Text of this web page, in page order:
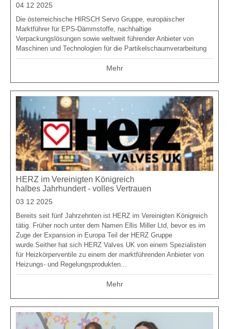
04 12 2025
Die österreichische HIRSCH Servo Gruppe, europäischer
Marktführer für EPS-Dämmstoffe, nachhaltige
Verpackungslösungen sowie weltweit führender Anbieter von
Maschinen und Technologien für die Partikelschaumverarbeitung
Mehr
HERZ im Vereinigten Königreich
halbes Jahrhundert - volles Vertrauen
03 12 2025
Bereits seit fünf Jahrzehnten ist HERZ im Vereinigten Königreich
tätig. Früher noch unter dem Namen Ellis Miller Ltd, bevor es im
Zuge der Expansion in Europa Teil der HERZ Gruppe
wurde.Seither hat sich HERZ Valves UK von einem Spezialisten
für Heizkörperventile zu einem der marktführenden Anbieter von
Heizungs- und Regelungsprodukten...
Mehr